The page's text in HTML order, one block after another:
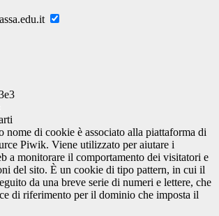
nome di cookie è associato alla piattaforma di
Piwik. Viene utilizzato per aiutare i
a monitorare il comportamento dei visitatori e
del sito. È un cookie di tipo pattern, in cui il
da una breve serie di numeri e lettere, che
di riferimento per il dominio che imposta il